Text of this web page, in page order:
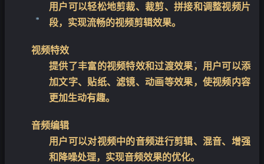
用户可以轻松地剪裁、裁剪、拼接和调整视频片
段，实现流畅的视频剪辑效果。
视频特效
提供了丰富的视频特效和过渡效果，用户可以添
加文字、贴纸、滤镜、动画等效果，使视频内容
更加生动有趣。
音频编辑
用户可以对视频中的音频进行剪辑、混音、增强
和降噪处理，实现音频效果的优化。
❄